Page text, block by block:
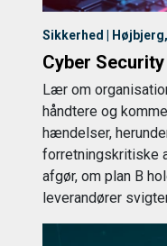
Sikkerhed |
Cyber
Lær om
håndtere og
hændelser,
forretningskritiske
afgør, om plan B
leverandører